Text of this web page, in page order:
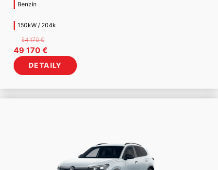
Benzín
150kW / 204k
54 170€
Pôvodná
cena
bola:
170 €.
49 170 €Aktuálna
cena
je:
170 €.
DETAILY